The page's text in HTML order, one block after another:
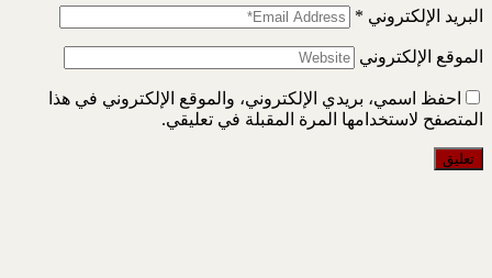
البريد الإلكتروني *
الموقع الإلكتروني
احفظ اسمي، بريدي الإلكتروني، والموقع الإلكتروني في هذا
المتصفح لاستخدامها المرة المقبلة في تعليقي.